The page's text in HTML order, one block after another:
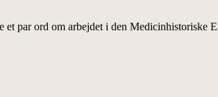
par ord om arbejdet i den Medicinhistoriske